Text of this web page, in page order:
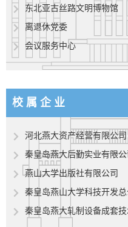
东北亚古丝路文明博物馆
离退休党委
会议服务中心
校 属 企 业
河北燕大资产经营有限公司
秦皇岛燕大后勤实业有限
燕山大学出版社有限公司
秦皇岛燕山大学科技开发总
秦皇岛燕大轧制设备成套